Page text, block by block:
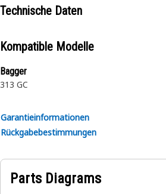
Technische Daten
Kompatible Modelle
Bagger
313 GC
Garantieinformationen
Rückgabebestimmungen
Parts Diagrams